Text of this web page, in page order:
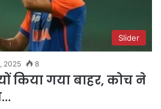
Slider
2025 8
किया गया बाहर, कोच ने